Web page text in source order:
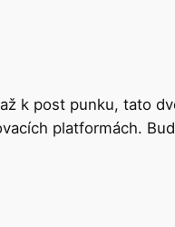
k post punku, tato
platformách.